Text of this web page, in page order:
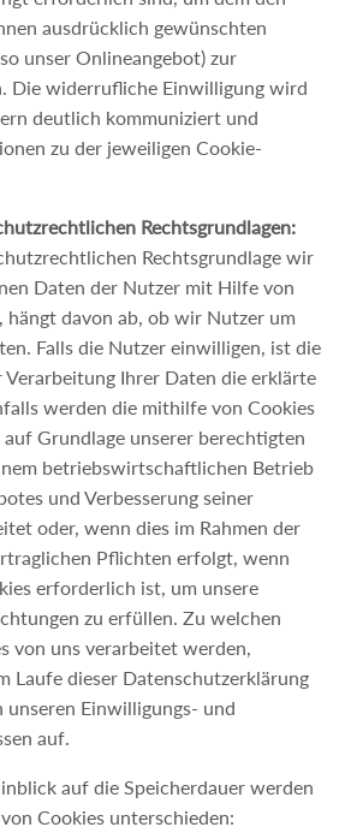
ausdrücklich gewünschten
unser Onlineangebot) zur
Die widerrufliche Einwilligung wird
deutlich kommuniziert und
zu der jeweiligen Cookie-
Rechtsgrundlagen:
Rechtsgrundlage wir
Daten der Nutzer mit Hilfe von
hängt davon ab, ob wir Nutzer um
Falls die Nutzer einwilligen, ist die
Verarbeitung Ihrer Daten die erklärte
werden die mithilfe von Cookies
Grundlage unserer berechtigten
betriebswirtschaftlichen Betrieb
und Verbesserung seiner
oder, wenn dies im Rahmen der
Pflichten erfolgt, wenn
erforderlich ist, um unsere
zu erfüllen. Zu welchen
von uns verarbeitet werden,
Laufe dieser Datenschutzerklärung
unseren Einwilligungs- und
auf.
auf die Speicherdauer werden
Cookies unterschieden: